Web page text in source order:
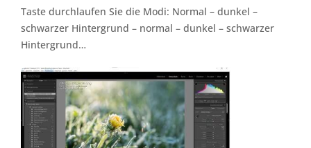
Taste durchlaufen Sie die Modi: Normal – dunkel –
schwarzer Hintergrund – normal – dunkel – schwarzer
Hintergrund…